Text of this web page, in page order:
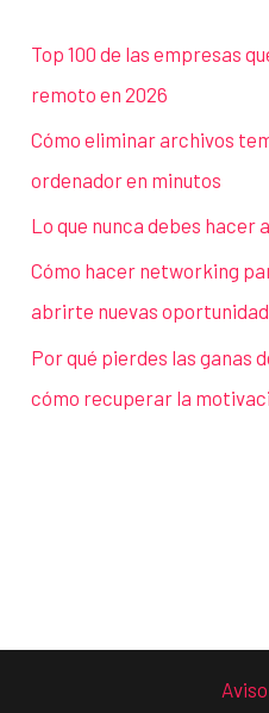
Top 100 de las empresas
remoto en 2026
Cómo eliminar archivos
ordenador en minutos
Lo que nunca debes hacer
Cómo hacer networking
abrirte nuevas
Por qué pierdes las ganas
cómo recuperar la